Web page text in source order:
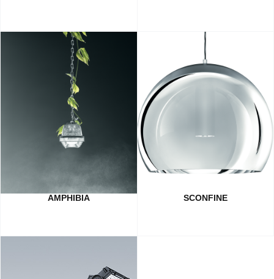
AMPHIBIA SCONFINE